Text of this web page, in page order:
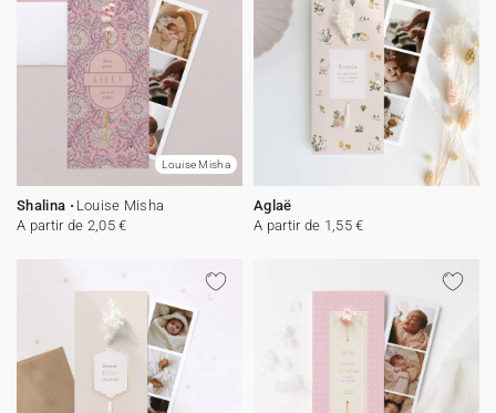
Louise Misha
Shalina
Louise Misha
A partir de 2,05 €
Aglaë
A partir de 1,55 €